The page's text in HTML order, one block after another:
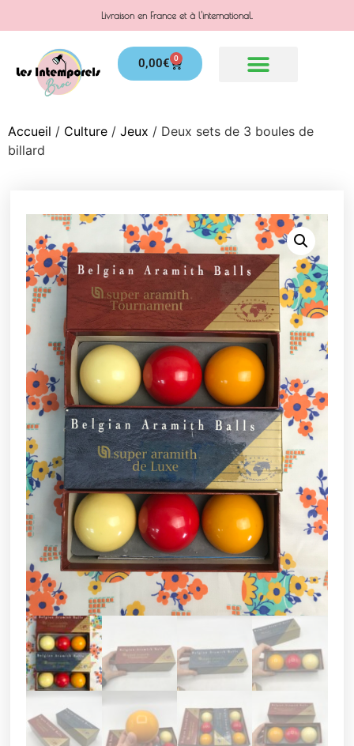
Livraison en France et à l'international.
0,00€ 0
Accueil / Culture / Jeux / Deux sets de 3 boules de
billard